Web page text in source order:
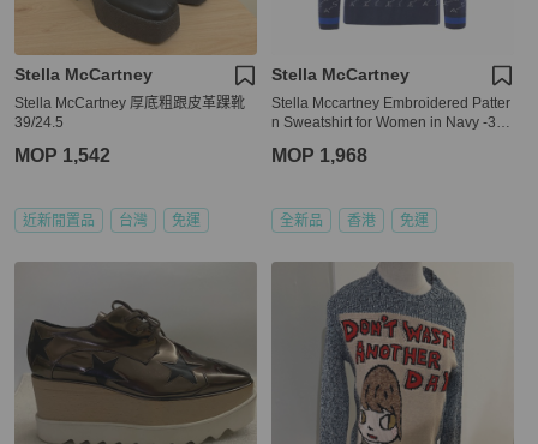
Stella McCartney
Stella McCartney 厚底粗跟皮革踝靴
39/24.5
MOP 1,542
近新閒置品 台灣 免運
Stella McCartney
Stella Mccartney Embroidered Patter
n Sweatshirt for Women in Navy -364
MOP 1,968
全新品 香港 免運